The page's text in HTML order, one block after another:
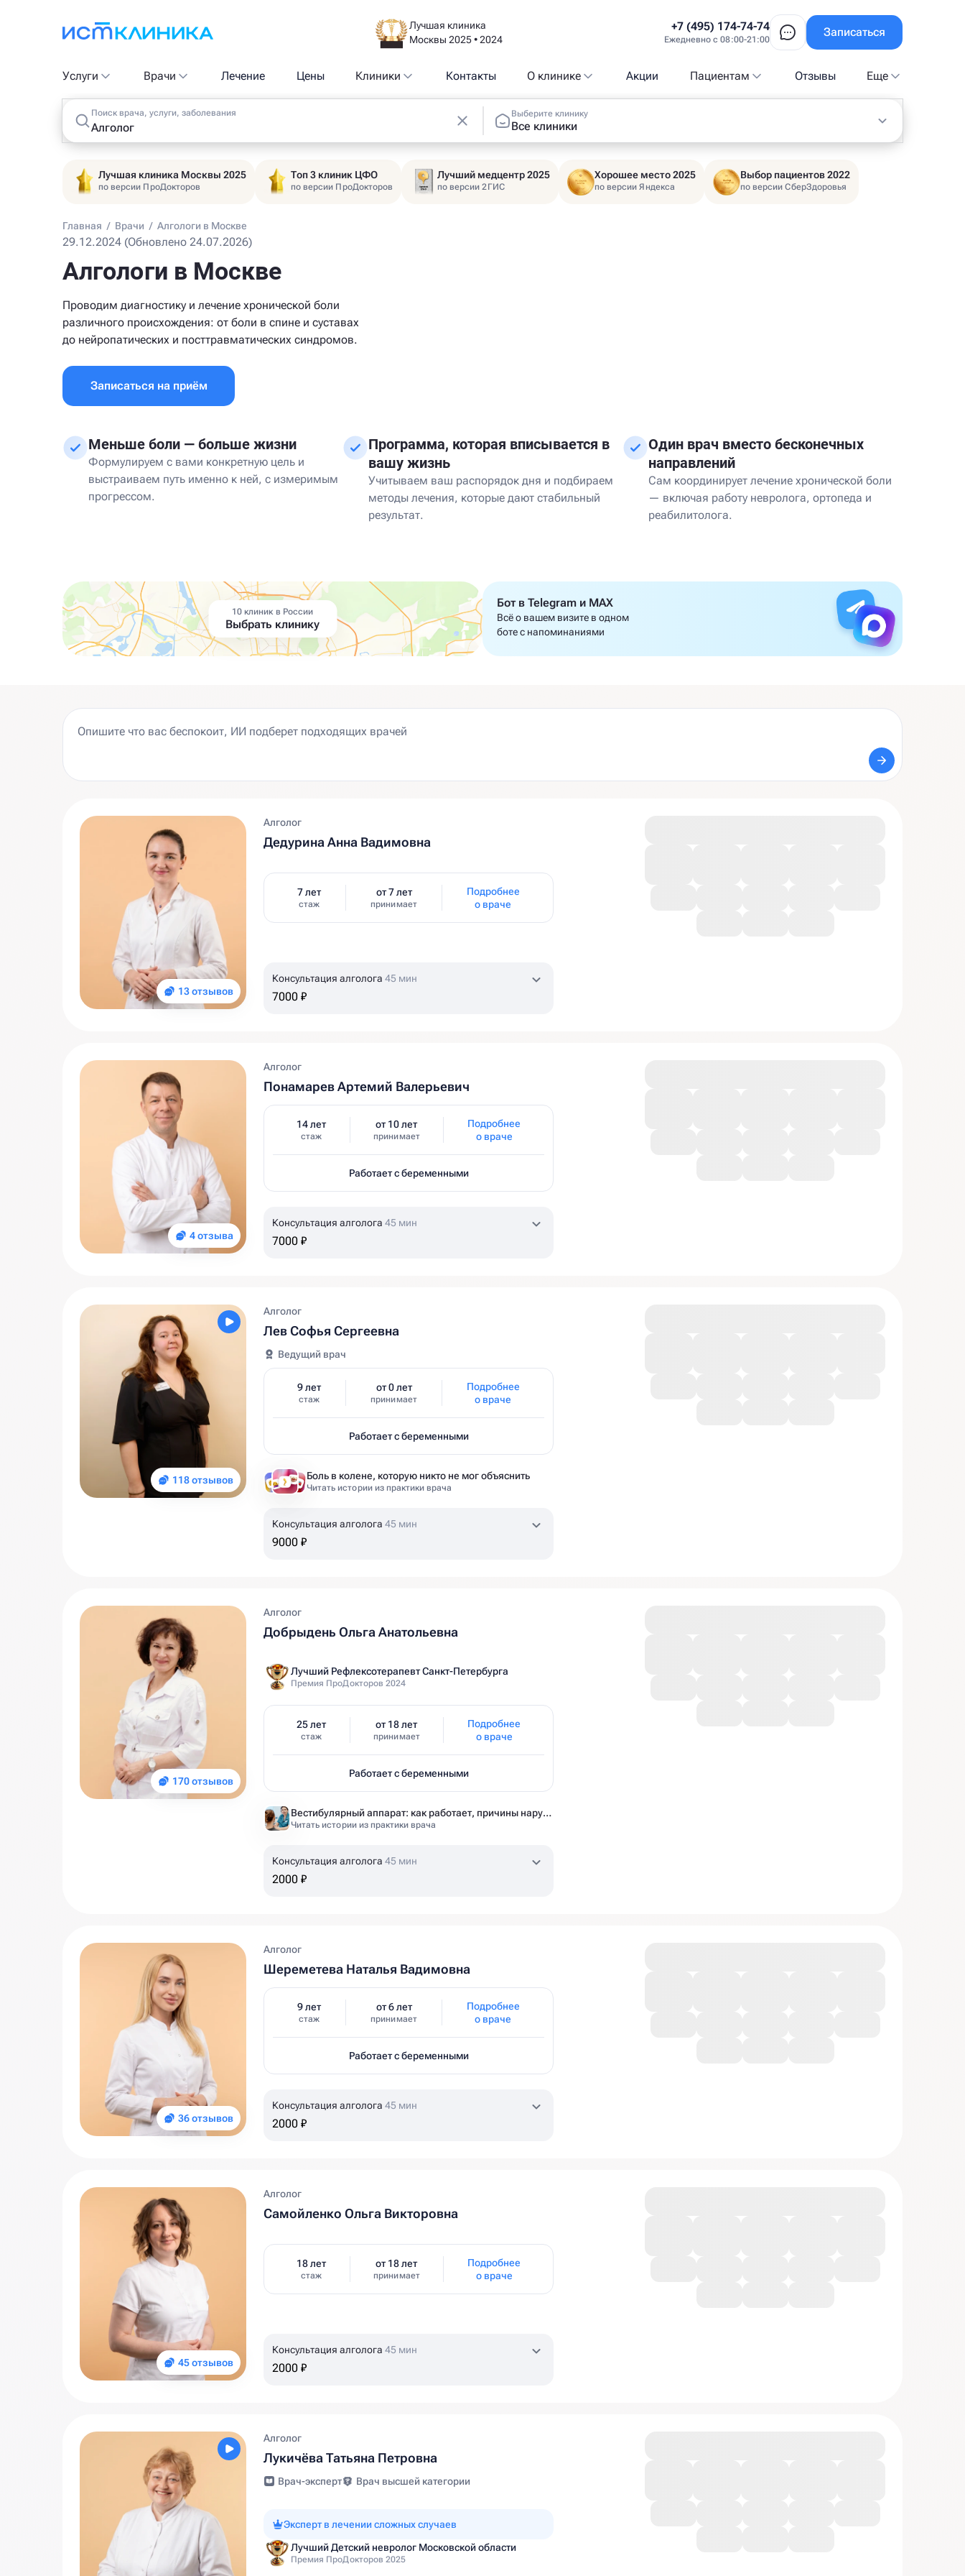
Лучшая клиника
Москвы 2025 • 2024
+7 (495) 174-74-74
Ежедневно с 08:00-21:00
Записаться
Услуги Врачи Лечение Цены Клиники Контакты О клинике Акции Пациентам Отзывы Еще
Поиск врача, услуги, заболевания Выберите клинику
Все клиники
Лучшая клиника Москвы 2025
по версии ПроДокторов
Топ 3 клиник ЦФО
по версии ПроДокторов
Лучший медцентр 2025
по версии 2ГИС
Хорошее место 2025
по версии Яндекса
Выбор пациентов 2022
по версии СберЗдоровья
Главная / Врачи / Алгологи в Москве
29.12.2024 (Обновлено 24.07.2026)
Алгологи в Москве
Проводим диагностику и лечение хронической боли
различного происхождения: от боли в спине и суставах
до нейропатических и посттравматических синдромов.
Записаться на приём
Меньше боли — больше жизни
Формулируем с вами конкретную цель и
выстраиваем путь именно к ней, с измеримым
прогрессом.
Программа, которая вписывается в
вашу жизнь
Учитываем ваш распорядок дня и подбираем
методы лечения, которые дают стабильный
результат.
Один врач вместо бесконечных
направлений
Сам координирует лечение хронической боли
— включая работу невролога, ортопеда и
реабилитолога.
10 клиник в России
Выбрать клинику
Бот в Telegram и MAX
Всё о вашем визите в одном
боте с напоминаниями
13 отзывов
Алголог
Дедурина Анна Вадимовна
7 лет
стаж
от 7 лет
принимает
Подробнее
о враче
Консультация алголога 45 мин
7000 ₽
4 отзыва
Алголог
Понамарев Артемий Валерьевич
14 лет
стаж
от 10 лет
принимает
Подробнее
о враче
Работает с беременными
Консультация алголога 45 мин
7000 ₽
118 отзывов
Алголог
Лев Софья Сергеевна
Ведущий врач
9 лет
стаж
от 0 лет
принимает
Подробнее
о враче
Работает с беременными
Боль в колене, которую никто не мог объяснить
Читать истории из практики врача
Консультация алголога 45 мин
9000 ₽
170 отзывов
Алголог
Добрыдень Ольга Анатольевна
Лучший Рефлексотерапевт Санкт-Петербурга
Премия ПроДокторов 2024
25 лет
стаж
от 18 лет
принимает
Подробнее
о враче
Работает с беременными
Вестибулярный аппарат: как работает, причины нарушений и как тренировать?
Читать истории из практики врача
Консультация алголога 45 мин
2000 ₽
36 отзывов
Алголог
Шереметева Наталья Вадимовна
9 лет
стаж
от 6 лет
принимает
Подробнее
о враче
Работает с беременными
Консультация алголога 45 мин
2000 ₽
45 отзывов
Алголог
Самойленко Ольга Викторовна
18 лет
стаж
от 18 лет
принимает
Подробнее
о враче
Консультация алголога 45 мин
2000 ₽
Алголог
Лукичёва Татьяна Петровна
Врач-эксперт Врач высшей категории
Эксперт в лечении сложных случаев
Лучший Детский невролог Московской области
Премия ПроДокторов 2025